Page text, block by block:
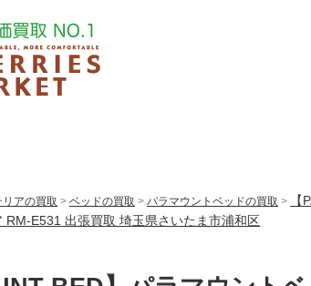
アの買取 > ベッドの買取 > パラマウントベッドの買取 >
RM-E531 出張買取 埼玉県さいたま市浦和区